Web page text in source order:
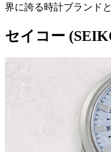
界に誇る時計ブランド
セイコー